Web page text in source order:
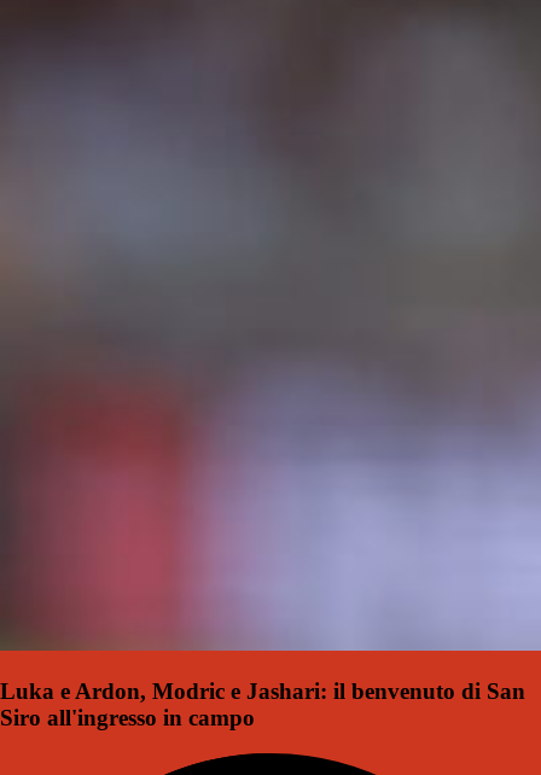
Luka e Ardon, Modric e Jashari: il benvenuto di San
Siro all'ingresso in campo